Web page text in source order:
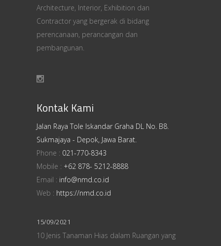
Architecture, Interior, Exhibition dan
Contractor yang bergerak di bidang
perencanaan, perancangan dan
pembangunan.
Kontak Kami
Jalan Raya Tole Iskandar Graha DL No. B8.
Sukmajaya - Depok, Jawa Barat.
Phone : 021-770-8343
Mobile : +62 878- 5212-8888
Email : info@nmd.co.id
Web : https://nmd.co.id
15/09/2021
10 Jenis Tanaman Hias dalam Ruangan yang